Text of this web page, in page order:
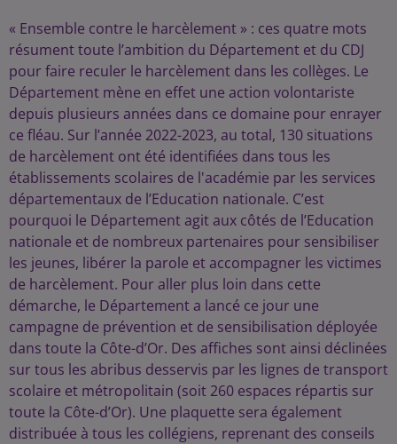
« Ensemble contre le harcèlement » : ces quatre mots
résument toute l’ambition du Département et du CDJ
pour faire reculer le harcèlement dans les collèges. Le
Département mène en effet une action volontariste
depuis plusieurs années dans ce domaine pour enrayer
ce fléau. Sur l’année 2022-2023, au total, 130 situations
de harcèlement ont été identifiées dans tous les
établissements scolaires de l'académie par les services
départementaux de l’Education nationale. C’est
pourquoi le Département agit aux côtés de l’Education
nationale et de nombreux partenaires pour sensibiliser
les jeunes, libérer la parole et accompagner les victimes
de harcèlement. Pour aller plus loin dans cette
démarche, le Département a lancé ce jour une
campagne de prévention et de sensibilisation déployée
dans toute la Côte-d’Or. Des affiches sont ainsi déclinées
sur tous les abribus desservis par les lignes de transport
scolaire et métropolitain (soit 260 espaces répartis sur
toute la Côte-d’Or). Une plaquette sera également
distribuée à tous les collégiens, reprenant des conseils